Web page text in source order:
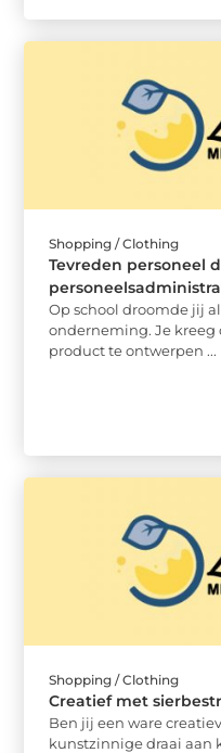
Shopping / Clothing
Tevreden personeel
Op school droomde jij
onderneming. Je kreeg
product te ontwerpen ...
Shopping / Clothing
Creatief met
Ben jij een ware
kunstzinnige draai aan